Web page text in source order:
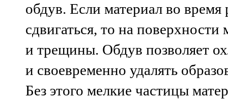
обдув. Если материал во время
сдвигаться, то на поверхности
и трещины. Обдув позволяет
и своевременно удалять
Без этого мелкие частицы